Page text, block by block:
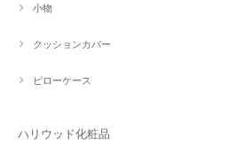
小物
クッションカバー
ピローケース
ハリウッド化粧品